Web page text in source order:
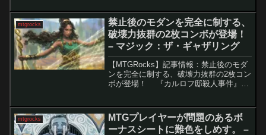
を集める中、意外なカード「契約上の護
衛」が突如...
mtgrocks
禁止後のモダンを完全に制する、
破壊力抜群の2枚コンボが登場！
– マジック：ザ・ギャザリング
【MTGRocks】記事情報：禁止後のモダ
ンを完全に制する、破壊力抜群の2枚コン
ボが登場！ 『カルロフ邸殺人事件』の
となり、様々なデッキでその力を示して
います。要...
mtgrocks
MTGプレイヤーが問題のあるボ
ーナスシートに難色をしめす。 –